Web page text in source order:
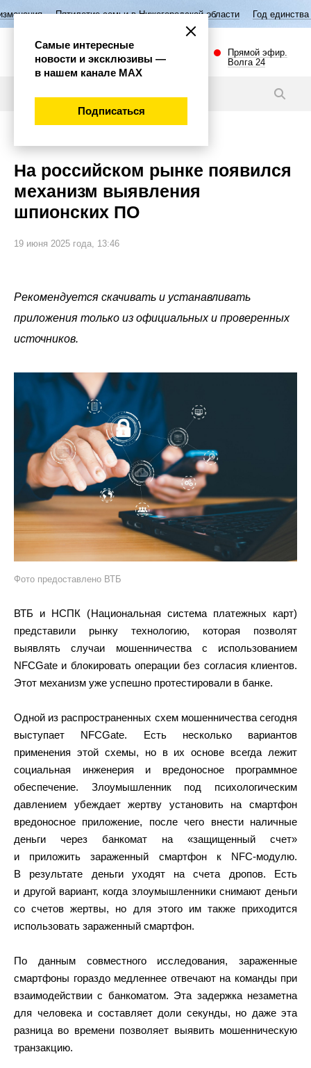
семьи в Нижегородской области Год единства народов России
Прямой эфир.
Волга 24
На российском рынке появился
механизм выявления
шпионских ПО
19 июня 2025 года, 13:46
Рекомендуется скачивать и устанавливать
приложения только из официальных и проверенных
источников.
Фото предоставлено ВТБ
ВТБ и НСПК (Национальная система платежных карт)
представили рынку технологию, которая позволят
выявлять случаи мошенничества с использованием
NFCGate и блокировать операции без согласия клиентов.
Этот механизм уже успешно протестировали в банке.
Одной из распространенных схем мошенничества сегодня
выступает NFCGate. Есть несколько вариантов
применения этой схемы, но в их основе всегда лежит
социальная инженерия и вредоносное программное
обеспечение. Злоумышленник под психологическим
давлением убеждает жертву установить на смартфон
вредоносное приложение, после чего внести наличные
деньги через банкомат на «защищенный счет»
и приложить зараженный смартфон к NFC-модулю.
В результате деньги уходят на счета дропов. Есть
и другой вариант, когда злоумышленники снимают деньги
со счетов жертвы, но для этого им также приходится
использовать зараженный смартфон.
По данным совместного исследования, зараженные
смартфоны гораздо медленнее отвечают на команды при
взаимодействии с банкоматом. Эта задержка незаметна
для человека и составляет доли секунды, но даже эта
разница во времени позволяет выявить мошенническую
транзакцию.
Самые интересные
новости и эксклюзивы —
в нашем канале МАХ
Подписаться